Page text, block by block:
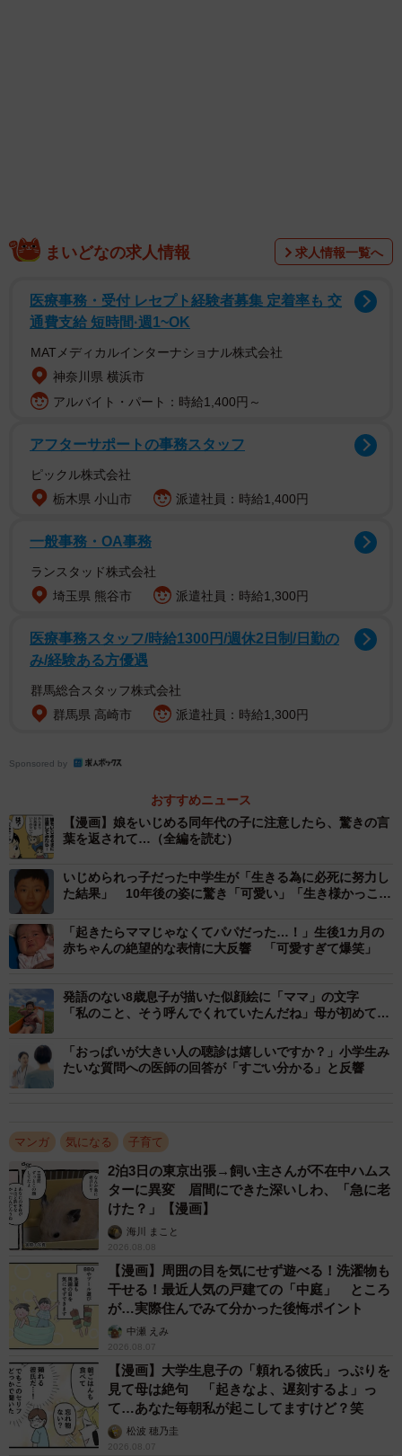
くりでした。言葉が遅めで、表情もあまり豊かではなく、
感情を表に出すことが少ないタイプでした。「このままで
大丈夫かな」と、いつも不安を抱えていました。
実際、発達への不安を抱える保護者は少なくありません。
「我が子の発達の遅れを気にしたことがある」と答えた人
は全体の9割に上ります。
「ばい菌」と言われ、遊びにも入れてもらえなか
った
公園で、ママ友2人とその子どもたちと遊んでいました。そ
の子たちは、大人顔負けなくらいおしゃべりが達者で…で
も、あまり話せない娘を遊びに入れず、「ばい菌」と言っ
娘が近づくと、手で制して遠ざけるようなしぐさまでして
いました。親同士は話に夢中で、その様子にはまったく気
付いていませんでした。
──胸が痛みますね…。
はい…。娘はうまく話せなくても、自分が嫌がられている
ことは理解できます。唇をぎゅっと結び、何も言わずにそ
の状況を耐えていました。さすがに見過ごせず、私は子ど
もたちに声を掛けました。
「ねえ、お友達に『ばい菌』って言うのは、よくないと思
うよ」
すると返ってきたのは
「は？ 友達じゃないし」
という言葉でした。とても3歳前の子どもの口から出た言葉
とは思えず、心が折れそうになりました。それでも、もう
一度だけ聞いてみたんです。
「じゃあ、これからも遊んでくれないのかな？」
すると、一人の女の子は迷いなく言いました。
「まあ、そういうことだね」
まいどなの求人情報 求人情報一覧へ
医療事務・受付 レセプト経験者募集 定着率も 交
通費支給 短時間·週1~OK
MATメディカルインターナショナル株式会社
神奈川県 横浜市
アルバイト・パート：時給1,400円～
アフターサポートの事務スタッフ
ピックル株式会社
栃木県 小山市
派遣社員：時給1,400円
一般事務・OA事務
ランスタッド株式会社
埼玉県 熊谷市
派遣社員：時給1,300円
医療事務スタッフ/時給1300円/週休2日制/日勤の
み/経験ある方優遇
群馬総合スタッフ株式会社
群馬県 高崎市
派遣社員：時給1,300円
Sponsored by
おすすめニュース
【漫画】娘をいじめる同年代の子に注意したら、驚きの言
葉を返されて…（全編を読む）
いじめられっ子だった中学生が「生きる為に必死に努力し
た結果」 10年後の姿に驚き「可愛い」「生き様かっこい
「起きたらママじゃなくてパパだった…！」生後1カ月の
赤ちゃんの絶望的な表情に大反響 「可愛すぎて爆笑」
発語のない8歳息子が描いた似顔絵に「ママ」の文字
「私のこと、そう呼んでくれていたんだね」母が初めて知
「おっぱいが大きい人の聴診は嬉しいですか？」小学生み
たいな質問への医師の回答が「すごい分かる」と反響
マンガ 気になる 子育て
2泊3日の東京出張→飼い主さんが不在中ハムス
ターに異変 眉間にできた深いしわ、「急に老
けた？」【漫画】
海川 まこと
2026.08.08
【漫画】周囲の目を気にせず遊べる！洗濯物も
干せる！最近人気の戸建ての「中庭」 ところ
が…実際住んでみて分かった後悔ポイント
中瀬 えみ
2026.08.07
【漫画】大学生息子の「頼れる彼氏」っぷりを
見て母は絶句 「起きなよ、遅刻するよ」っ
て…あなた毎朝私が起こしてますけど？笑
松波 穂乃圭
2026.08.07